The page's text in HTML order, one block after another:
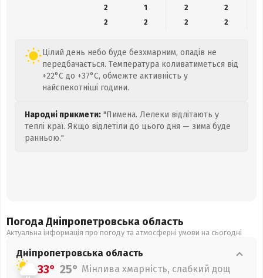
2
1 2
2
2
2 2 2
Цілий день небо буде безхмарним, опадів не
передбачається. Температура коливатиметься від
+22°C до +37°C, обмежте активність у
найспекотніші години.
Народні прикмети: "Пимена. Лелеки відлітають у
теплі краї. Якщо відлетіли до цього дня — зима буде
ранньою."
Погода Дніпропетровська область
Актуальна інформація про погоду та атмосферні умови на сьогодні
Дніпропетровська область
33° 25° Мінлива хмарність, слабкий дощ